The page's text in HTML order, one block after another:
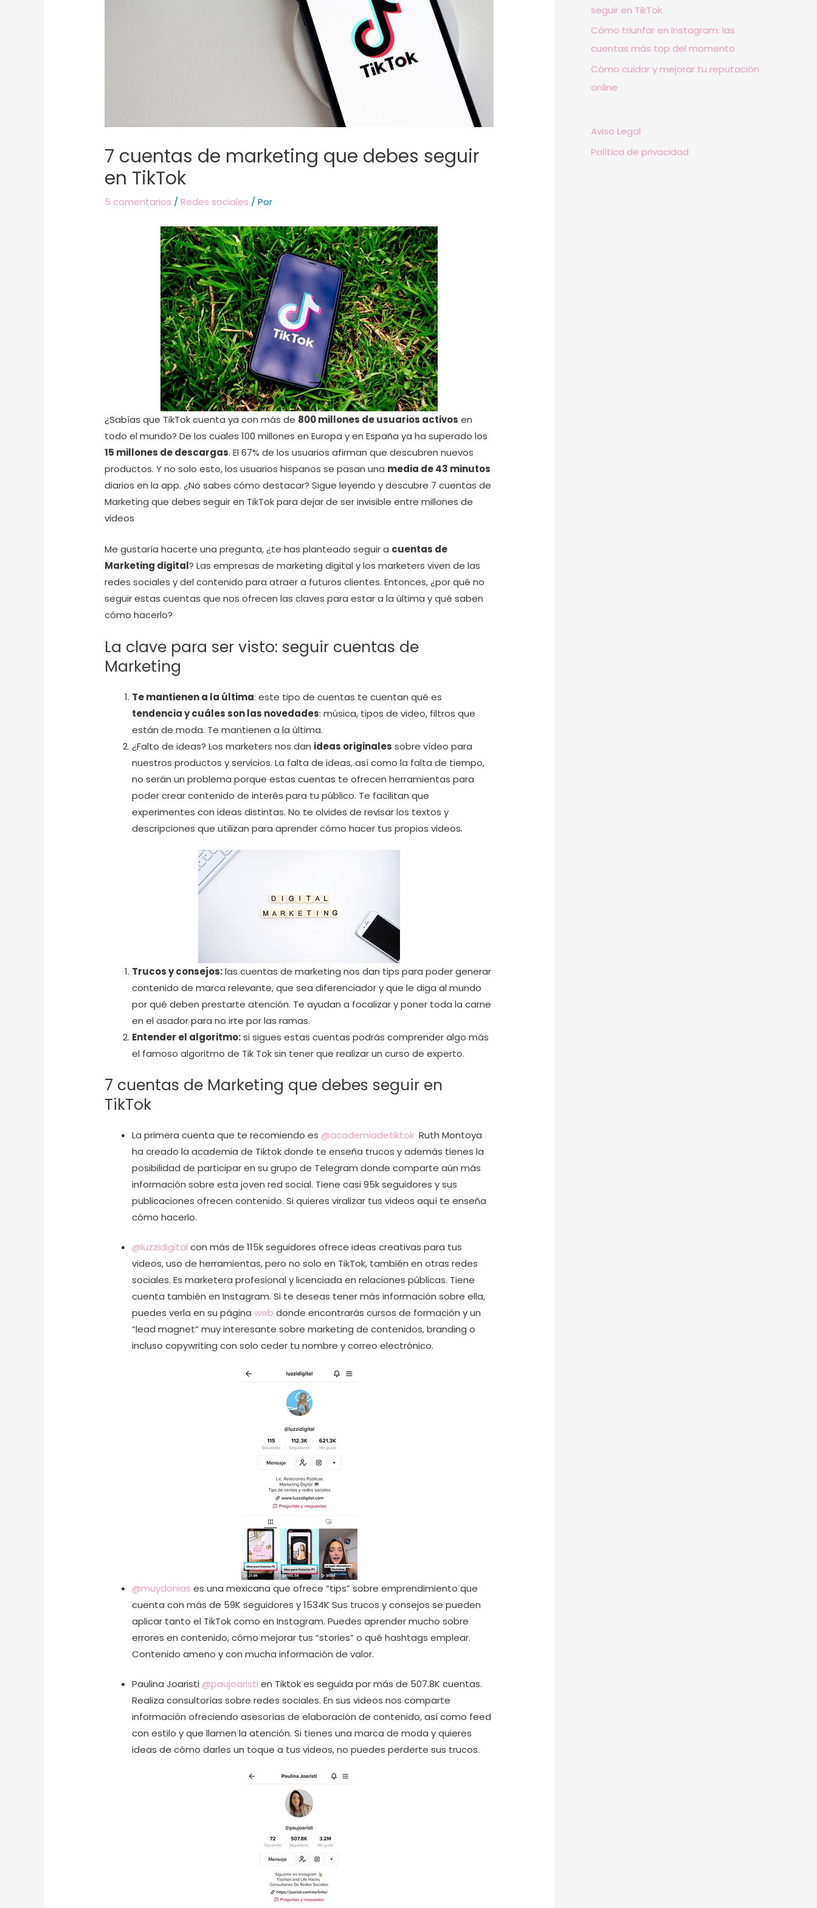
7 cuentas de marketing que debes seguir
en TikTok
5 comentarios /Redes sociales / Por
¿Sabías que TikTok cuenta ya con más de 800 millones de usuarios activos en
todo el mundo? De los cuales 100 millones en Europa y en España ya ha superado los
15 millones de descargas. El 67% de los usuarios afirman que descubren nuevos
productos. Y no solo esto, los usuarios hispanos se pasan una media de 43 minutos
diarios en la app. ¿No sabes cómo destacar? Sigue leyendo y descubre 7 cuentas de
Marketing que debes seguir en TikTok para dejar de ser invisible entre millones de
videos
Me gustaría hacerte una pregunta, ¿te has planteado seguir a cuentas de
Marketing digital? Las empresas de marketing digital y los marketers viven de las
redes sociales y del contenido para atraer a futuros clientes. Entonces, ¿por qué no
seguir estas cuentas que nos ofrecen las claves para estar a la última y qué saben
cómo hacerlo?
La clave para ser visto: seguir cuentas de
Marketing
Te mantienen a la última: este tipo de cuentas te cuentan qué es
tendencia y cuáles son las novedades: música, tipos de video, filtros que
están de moda. Te mantienen a la última.
¿Falto de ideas? Los marketers nos dan ideas originales sobre vídeo para
nuestros productos y servicios. La falta de ideas, así como la falta de tiempo,
no serán un problema porque estas cuentas te ofrecen herramientas para
poder crear contenido de interés para tu público. Te facilitan que
experimentes con ideas distintas. No te olvides de revisar los textos y
descripciones que utilizan para aprender cómo hacer tus propios videos.
Trucos y consejos:las cuentas de marketing nos dan tips para poder generar
contenido de marca relevante, que sea diferenciador y que le diga al mundo
por qué deben prestarte atención. Te ayudan a focalizar y poner toda la carne
en el asador para no irte por las ramas.
Entender el algoritmo:si sigues estas cuentas podrás comprender algo más
el famoso algoritmo de Tik Tok sin tener que realizar un curso de experto.
7 cuentas de Marketing que debes seguir en
TikTok
La primera cuenta que te recomiendo es @academiadetiktok Ruth Montoya
ha creado la academia de Tiktok donde te enseña trucos y además tienes la
posibilidad de participar en su grupo de Telegram donde comparte aún más
información sobre esta joven red social. Tiene casi 95k seguidores y sus
publicaciones ofrecen contenido. Si quieres viralizar tus videos aquí te enseña
cómo hacerlo.
@luzzidigital con más de 115k seguidores ofrece ideas creativas para tus
videos, uso de herramientas, pero no solo en TikTok, también en otras redes
sociales. Es marketera profesional y licenciada en relaciones públicas. Tiene
cuenta también en Instagram. Si te deseas tener más información sobre ella,
puedes verla en su páginaweb donde encontrarás cursos de formación y un
“lead magnet” muy interesante sobre marketing de contenidos, branding o
incluso copywriting con solo ceder tu nombre y correo electrónico.
@muydonias es una mexicana que ofrece “tips” sobre emprendimiento que
cuenta con más de 59K seguidores y 1534K Sus trucos y consejos se pueden
aplicar tanto el TikTok como en Instagram. Puedes aprender mucho sobre
errores en contenido, cómo mejorar tus “stories” o qué hashtags emplear.
Contenido ameno y con mucha información de valor.
Paulina Joaristi @paujoaristi en Tiktok es seguida por más de 507.8K cuentas.
Realiza consultorías sobre redes sociales. En sus videos nos comparte
información ofreciendo asesorías de elaboración de contenido, así como feed
con estilo y que llamen la atención. Si tienes una marca de moda y quieres
ideas de cómo darles un toque a tus videos, no puedes perderte sus trucos.
seguir en TikTok
Cómo triunfar en Instagram: las
cuentas más top del momento
Cómo cuidar y mejorar tu reputación
online
Aviso Legal
Política de privacidad